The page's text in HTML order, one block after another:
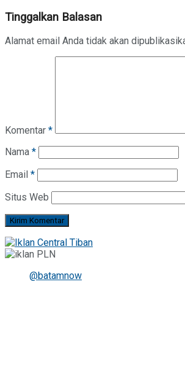
Tinggalkan Balasan
Alamat email Anda tidak akan
Komentar *
Nama *
Email *
Situs Web
@batamnow